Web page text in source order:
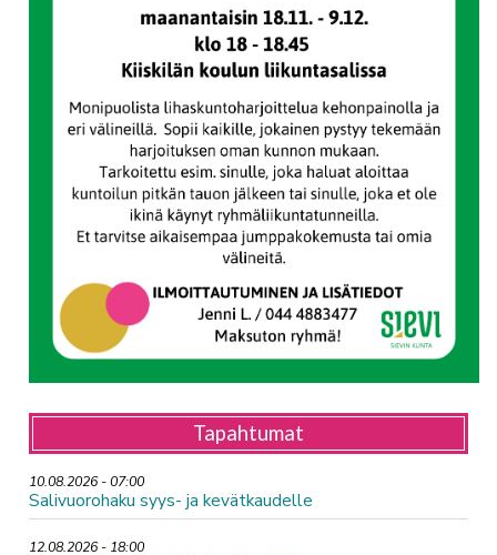
Tapahtumat
10.08.2026 - 07:00
Salivuorohaku syys- ja kevätkaudelle
12.08.2026 - 18:00